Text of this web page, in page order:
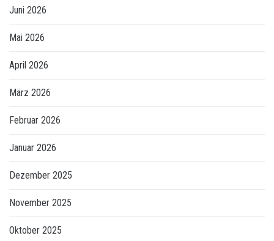
Juni 2026
Mai 2026
April 2026
März 2026
Februar 2026
Januar 2026
Dezember 2025
November 2025
Oktober 2025